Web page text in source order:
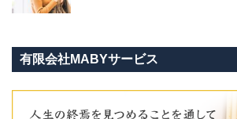
有限会社MABYサービス